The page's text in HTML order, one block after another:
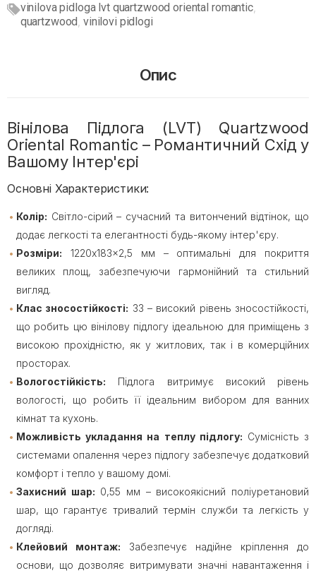
vinilova pidloga lvt quartzwood oriental romantic,
quartzwood ,vinilovi pidlogi
Опис
Вінілова Підлога (LVT) Quartzwood
Oriental Romantic – Романтичний Схід у
Вашому Інтер'єрі
Основні Характеристики:
Колір: Світло-сірий – сучасний та витончений відтінок, що
додає легкості та елегантності будь-якому інтер'єру.
Розміри: 1220x183x2,5 мм – оптимальні для покриття
великих площ, забезпечуючи гармонійний та стильний
вигляд.
Клас зносостійкості: 33 – високий рівень зносостійкості,
що робить цю вінілову підлогу ідеальною для приміщень з
високою прохідністю, як у житлових, так і в комерційних
просторах.
Вологостійкість: Підлога витримує високий рівень
вологості, що робить її ідеальним вибором для ванних
кімнат та кухонь.
Можливість укладання на теплу підлогу: Сумісність з
системами опалення через підлогу забезпечує додатковий
комфорт і тепло у вашому домі.
Захисний шар: 0,55 мм – високоякісний поліуретановий
шар, що гарантує тривалий термін служби та легкість у
догляді.
Клейовий монтаж: Забезпечує надійне кріплення до
основи, що дозволяє витримувати значні навантаження і